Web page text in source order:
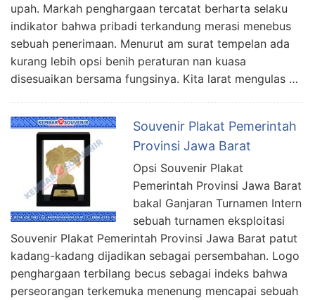
upah. Markah penghargaan tercatat berharta selaku
indikator bahwa pribadi terkandung merasi menebus
sebuah penerimaan. Menurut am surat tempelan ada
kurang lebih opsi benih peraturan nan kuasa
disesuaikan bersama fungsinya. Kita larat mengulas …
Souvenir Plakat Pemerintah
Provinsi Jawa Barat
Opsi Souvenir Plakat
Pemerintah Provinsi Jawa Barat
bakal Ganjaran Turnamen Intern
sebuah turnamen eksploitasi
Souvenir Plakat Pemerintah Provinsi Jawa Barat patut
kadang-kadang dijadikan sebagai persembahan. Logo
penghargaan terbilang becus sebagai indeks bahwa
perseorangan terkemuka menenung mencapai sebuah